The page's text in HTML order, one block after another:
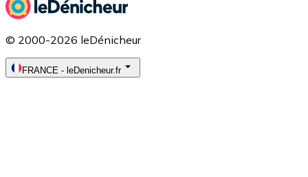
© 2000-2026 leDénicheur
FRANCE - leDenicheur.fr